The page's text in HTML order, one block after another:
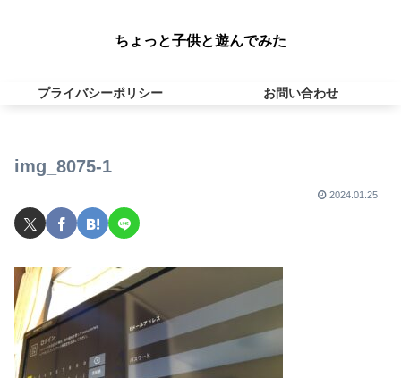
ちょっと子供と遊んでみた
プライバシーポリシー お問い合わせ
img_8075-1
2024.01.25